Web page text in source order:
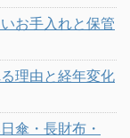
お手入れと保管
理由と経年変化
傘・長財布・